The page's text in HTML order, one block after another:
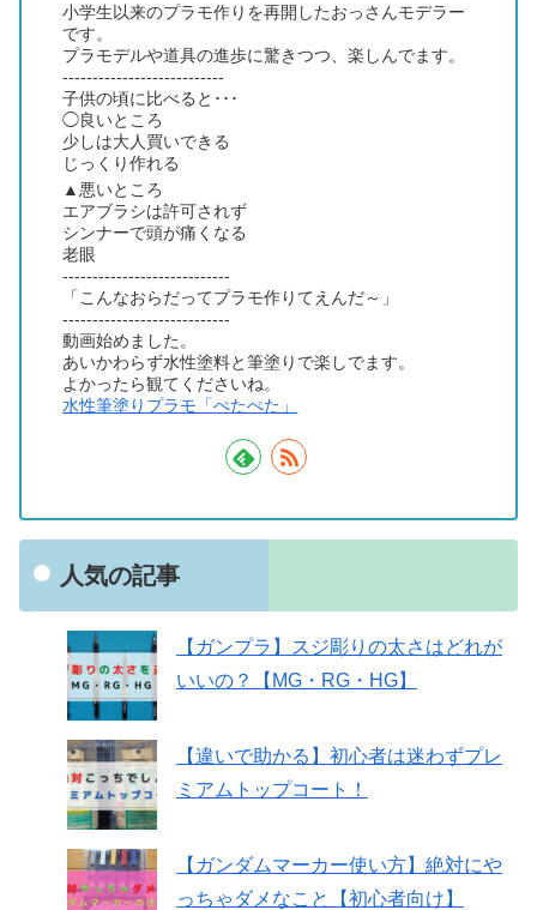
小学生以来のプラモ作りを再開したおっさんモデラー
です。
プラモデルや道具の進歩に驚きつつ、楽しんでます。
---------------------------
子供の頃に比べると･･･
◯良いところ
少しは大人買いできる
じっくり作れる
▲悪いところ
エアブラシは許可されず
シンナーで頭が痛くなる
老眼
----------------------------
「こんなおらだってプラモ作りてえんだ～」
----------------------------
動画始めました。
あいかわらず水性塗料と筆塗りで楽しでます。
よかったら観てくださいね。
水性筆塗りプラモ「ぺたぺた」
人気の記事
【ガンプラ】スジ彫りの太さはどれが
いいの？【MG・RG・HG】
【違いで助かる】初心者は迷わずプレ
ミアムトップコート！
【ガンダムマーカー使い方】絶対にや
っちゃダメなこと【初心者向け】